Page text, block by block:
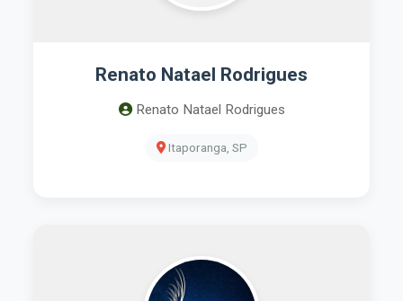
Renato Natael Rodrigues
Renato Natael Rodrigues
Itaporanga, SP